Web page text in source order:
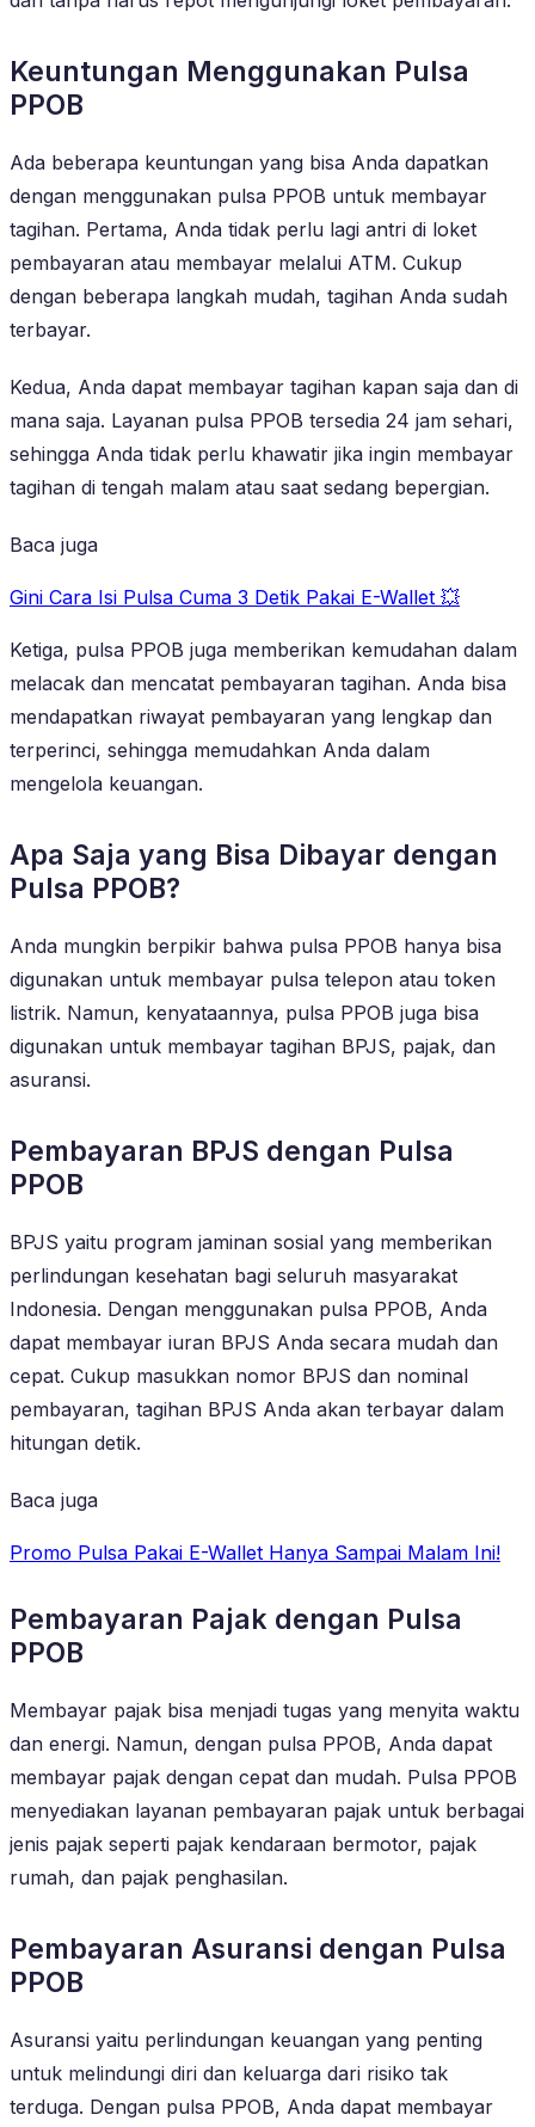
Keuntungan Menggunakan Pulsa
PPOB
Ada beberapa keuntungan yang bisa Anda dapatkan
dengan menggunakan pulsa PPOB untuk membayar
tagihan. Pertama, Anda tidak perlu lagi antri di loket
pembayaran atau membayar melalui ATM. Cukup
dengan beberapa langkah mudah, tagihan Anda sudah
terbayar.
Kedua, Anda dapat membayar tagihan kapan saja dan di
mana saja. Layanan pulsa PPOB tersedia 24 jam sehari,
sehingga Anda tidak perlu khawatir jika ingin membayar
tagihan di tengah malam atau saat sedang bepergian.
Baca juga
Gini Cara Isi Pulsa Cuma 3 Detik Pakai E-Wallet 💥
Ketiga, pulsa PPOB juga memberikan kemudahan dalam
melacak dan mencatat pembayaran tagihan. Anda bisa
mendapatkan riwayat pembayaran yang lengkap dan
terperinci, sehingga memudahkan Anda dalam
mengelola keuangan.
Apa Saja yang Bisa Dibayar dengan
Pulsa PPOB?
Anda mungkin berpikir bahwa pulsa PPOB hanya bisa
digunakan untuk membayar pulsa telepon atau token
listrik. Namun, kenyataannya, pulsa PPOB juga bisa
digunakan untuk membayar tagihan BPJS, pajak, dan
asuransi.
Pembayaran BPJS dengan Pulsa
PPOB
BPJS yaitu program jaminan sosial yang memberikan
perlindungan kesehatan bagi seluruh masyarakat
Indonesia. Dengan menggunakan pulsa PPOB, Anda
dapat membayar iuran BPJS Anda secara mudah dan
cepat. Cukup masukkan nomor BPJS dan nominal
pembayaran, tagihan BPJS Anda akan terbayar dalam
hitungan detik.
Baca juga
Promo Pulsa Pakai E-Wallet Hanya Sampai Malam Ini!
Pembayaran Pajak dengan Pulsa
PPOB
Membayar pajak bisa menjadi tugas yang menyita waktu
dan energi. Namun, dengan pulsa PPOB, Anda dapat
membayar pajak dengan cepat dan mudah. Pulsa PPOB
menyediakan layanan pembayaran pajak untuk berbagai
jenis pajak seperti pajak kendaraan bermotor, pajak
rumah, dan pajak penghasilan.
Pembayaran Asuransi dengan Pulsa
PPOB
Asuransi yaitu perlindungan keuangan yang penting
untuk melindungi diri dan keluarga dari risiko tak
terduga. Dengan pulsa PPOB, Anda dapat membayar